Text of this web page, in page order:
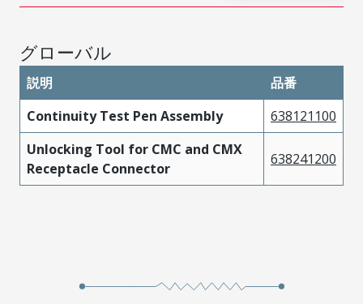
グローバル
説明
品番
Continuity Test Pen Assembly
638121100
Unlocking Tool for CMC and CMX
Receptacle Connector
638241200